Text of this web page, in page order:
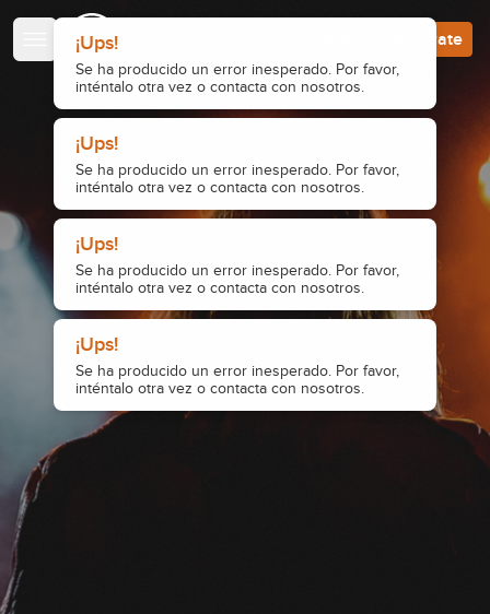
¡Ups!
Se ha producido un error inesperado. Por favor,
inténtalo otra vez o contacta con nosotros.
¡Ups!
Se ha producido un error inesperado. Por favor,
inténtalo otra vez o contacta con nosotros.
¡Ups!
Se ha producido un error inesperado. Por favor,
inténtalo otra vez o contacta con nosotros.
¡Ups!
Se ha producido un error inesperado. Por favor,
inténtalo otra vez o contacta con nosotros.
Regístrate
Escuela de Guitarristas